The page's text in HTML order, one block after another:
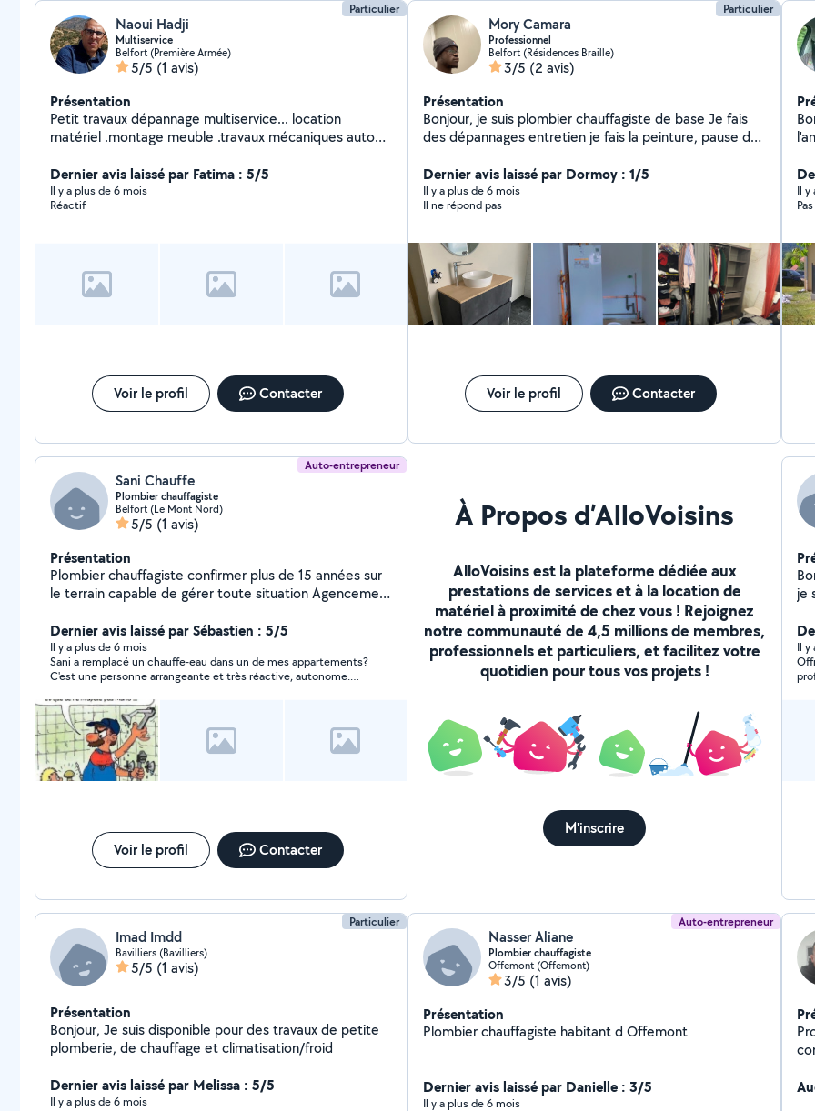
Particulier
Naoui Hadji
Multiservice
Belfort (Première Armée)
5/5 (1 avis)
Présentation
Petit travaux dépannage multiservice... location
matériel .montage meuble .travaux mécaniques auto
Dernier avis laissé par Fatima : 5/5
Il y a plus de 6 mois
Réactif
Voir le profil Contacter
Particulier
Mory Camara
Professionnel
Belfort (Résidences Braille)
3/5 (2 avis)
Présentation
Bonjour, je suis plombier chauffagiste de base Je fais
des dépannages entretien je fais la peinture, pause de
également
Dernier avis laissé par Dormoy : 1/5
Il y a plus de 6 mois
Il ne répond pas
Voir le profil Contacter
je
ce
passion
Il y
Auto-entrepreneur
Sani Chauffe
Plombier chauffagiste
Belfort (Le Mont Nord)
5/5 (1 avis)
Présentation
Plombier chauffagiste confirmer plus de 15 années sur
le terrain capable de gérer toute situation Agencement
chauffage carrelage électricité peinture placo plâtre
Dernier avis laissé par Sébastien : 5/5
Il y a plus de 6 mois
Sani a remplacé un chauffe-eau dans un de mes appartements?
C'est une personne arrangeante et très réactive, autonome.
Voir le profil Contacter
À Propos d’AlloVoisins
AlloVoisins est la plateforme dédiée aux
prestations de services et à la location de
matériel à proximité de chez vous ! Rejoignez
notre communauté de 4,5 millions de membres,
professionnels et particuliers, et facilitez votre
quotidien pour tous vos projets !
M'inscrire
je
finir
Il y
Particulier
Imad Imdd
Bavilliers (Bavilliers)
5/5 (1 avis)
Présentation
Bonjour, Je suis disponible pour des travaux de petite
plomberie, de chauffage et climatisation/froid
Dernier avis laissé par Melissa : 5/5
Il y a plus de 6 mois
Auto-entrepreneur
Nasser Aliane
Plombier chauffagiste
Offemont (Offemont)
3/5 (1 avis)
Présentation
Plombier chauffagiste habitant d Offemont
Dernier avis laissé par Danielle : 3/5
Il y a plus de 6 mois
et